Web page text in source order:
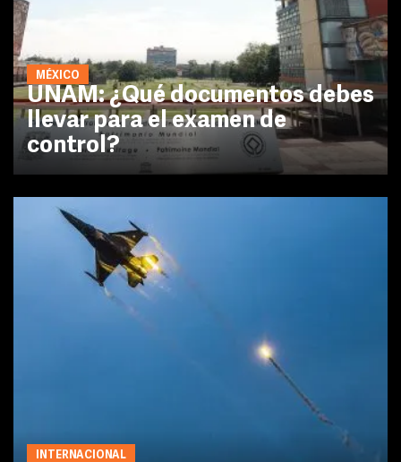
MÉXICO
UNAM: ¿Qué documentos debes
llevar para el examen de
control?
INTERNACIONAL